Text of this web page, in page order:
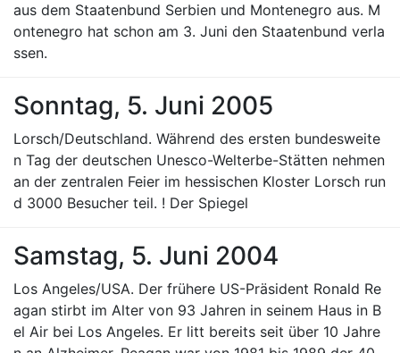
aus dem Staatenbund Serbien und Montenegro aus. M
ontenegro hat schon am 3. Juni den Staatenbund verla
ssen.
Sonntag, 5. Juni 2005
Lorsch/Deutschland. Während des ersten bundesweite
n Tag der deutschen Unesco-Welterbe-Stätten nehmen
an der zentralen Feier im hessischen Kloster Lorsch run
d 3000 Besucher teil. ! Der Spiegel
Samstag, 5. Juni 2004
Los Angeles/USA. Der frühere US-Präsident Ronald Re
agan stirbt im Alter von 93 Jahren in seinem Haus in B
el Air bei Los Angeles. Er litt bereits seit über 10 Jahre